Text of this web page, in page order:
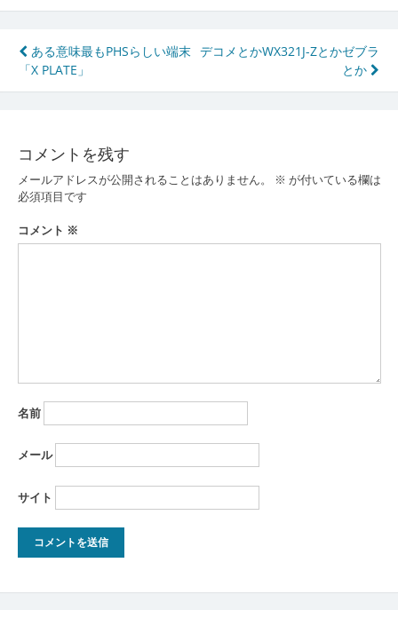
投
稿
ビ
ゲ
ー
シ
ある意味最もPHSらしい端末
「X PLATE」
デコメとかWX321J-Zとかゼブラ
とか
コメントを残す
メールアドレスが公開されることはありません。 ※ が付いている欄は
必須項目です
コメント ※
名前
メール
サイト